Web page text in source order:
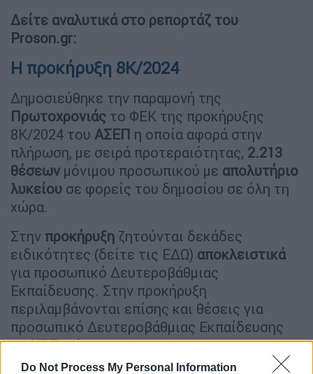
Do Not Process My Personal Information
Δείτε αναλυτικά στο ρεπορτάζ του
Proson.gr:
Η προκήρυξη 8Κ/2024
Δημοσιεύθηκε την παραμονή της
Πρωτοχρονιάς το ΦΕΚ της προκήρυξης
8Κ/2024 του ΑΣΕΠ η οποία αφορά στην
πλήρωση, με σειρά προτεραιότητας, 2.213
θέσεων μόνιμου προσωπικού με απολυτήριο
λυκείου σε φορείς του δημοσίου σε όλη τη
χώρα.
Στην προκήρυξη ζητούνται δεκάδες
ειδικότητες (δείτε τις ΕΔΩ) αποκλειστικά
για προσωπικό Δευτεροβάθμιας
Εκπαίδευσης. Στην προκήρυξη
περιλαμβάνονται επίσης και θέσεις για
προσωπικό Δευτεροβάθμιας Εκπαίδευσης
σεΚΕΠ, Δήμους, στη ΔΥΠΑ, στην
Πυροσβεστική, στην ΑΑΔΕ, στηνΠεριφέρεια